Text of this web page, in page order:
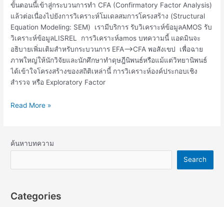
ขั้นตอนนี้เข้าสู่กระบวนการทำ CFA (Confirmatory Factor Analysis)
แล้วต่อเนื่องไปยังการวิเคราะห์โมเดลสมการโครงสร้าง (Structural
Equation Modeling: SEM) เรามีบริการ รับวิเคราะห์ข้อมูลAMOS รับ
วิเคราะห์ข้อมูลLISREL การวิเคราะห์amos บทความนี้ แอดมินจะ
อธิบายเพิ่มเติมสำหรับกระบวนการ EFA—>CFA พอสังเขป เพื่อฉาย
ภาพใหญ่ให้นักวิจัยและนักศึกษาทำดุษฎีนิพนธ์หรือแม้แต่วิทยานิพนธ์
ได้เข้าใจโครงสร้างของสถิติเหล่านี้ การวิเคราะห์องค์ประกอบเชิง
สำรวจ หรือ Exploratory Factor
Read More »
ค้นหาบทความ
Search
Categories